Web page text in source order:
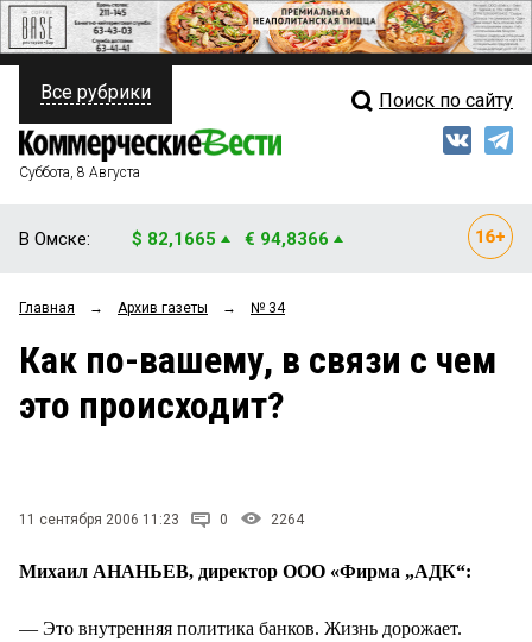
ПОЛИТИКА
ФИНАНСЫ
ОБЩЕСТВО
ЗАКОН
НОВОСТИ КОМПАНИЙ
СТИЛЬ ЖИЗНИ
Свежий выпуск
Рейтинги
Все рубрики Поиск по сайту
Суббота, 8 Августа
В Омске: $ 82,1665 € 94,8366
Главная → Архив газеты → № 34
Как по-вашему, в связи с чем
это происходит?
11 сентября 2006 11:23 0 2264
Михаил АНАНЬЕВ, директор ООО «Фирма „АДК“:
— Это внутренняя политика банков. Жизнь дорожает.